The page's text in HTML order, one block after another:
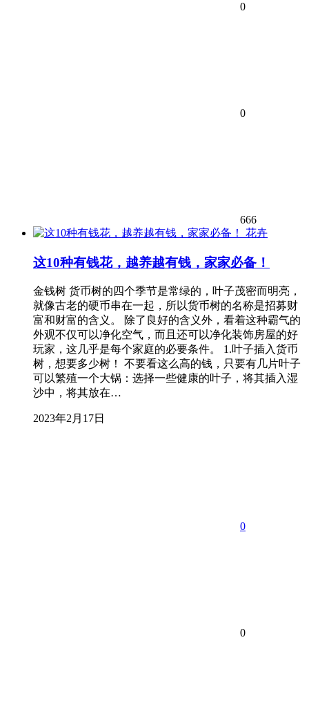
0
0
666
花卉
这10种有钱花，越养越有钱，家家必备！
金钱树 货币树的四个季节是常绿的，叶子茂密而明亮，
就像古老的硬币串在一起，所以货币树的名称是招募财
富和财富的含义。 除了良好的含义外，看着这种霸气的
外观不仅可以净化空气，而且还可以净化装饰房屋的好
玩家，这几乎是每个家庭的必要条件。 1.叶子插入货币
树，想要多少树！ 不要看这么高的钱，只要有几片叶子
可以繁殖一个大锅：选择一些健康的叶子，将其插入湿
沙中，将其放在…
2023年2月17日
0
0